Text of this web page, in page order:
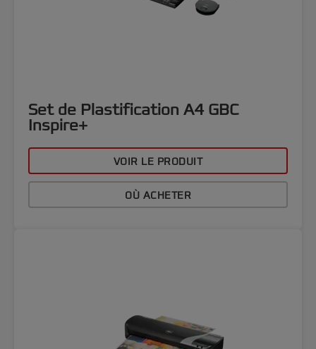
Set de Plastification A4 GBC
Inspire+
VOIR LE PRODUIT
OÙ ACHETER